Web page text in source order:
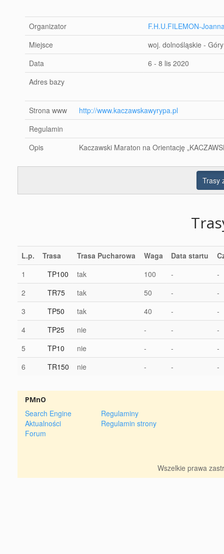
Organizator
F.H.U.FILEMON-
Miejsce
woj. dolnośląskie -
Data
6 - 8 lis 2020
Adres bazy
Strona www
http://www.kaczawskawyrypa.pl
Regulamin
Opis
Kaczawski Maraton na Orientację
Trasy
L.p. Trasa Trasa Pucharowa Waga Data startu
1
TP100 tak 100 -
-
2
TR75 tak 50 -
-
3
TP50 tak 40 -
-
4
TP25 nie - -
-
5
TP10 nie - -
-
6
TR150 nie - - -
PMnO
Search Engine
Aktualności
Forum
Regulaminy
Regulamin strony
Wszelkie prawa